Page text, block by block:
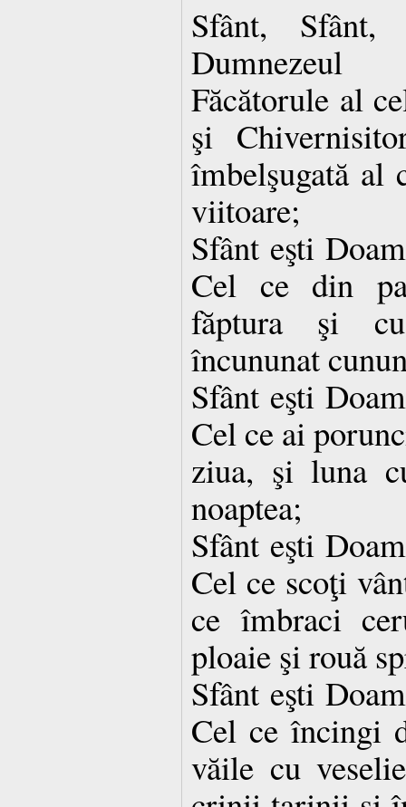
Sfânt, Sfânt,
Dumnezeul
Făcătorule al
şi
îmbelşugată al
viitoare;
Sfânt eşti
Cel ce din
făptura şi
încununat
Sfânt eşti
Cel ce ai
ziua, şi luna
noaptea;
Sfânt eşti
Cel ce scoţi
ce îmbraci
ploaie şi rouă
Sfânt eşti
Cel ce încingi
văile cu